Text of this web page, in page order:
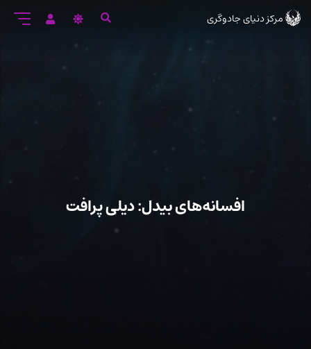
ورود
مرکز دنیای جادوگری
افسانه‌های بیدل: دیلی پرافت